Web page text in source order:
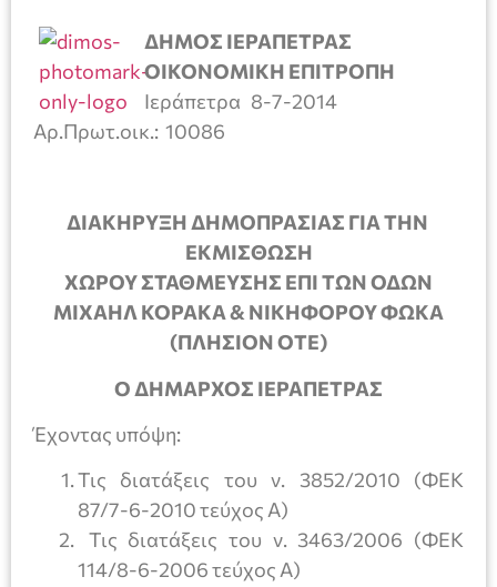
ΔΗΜΟΣ ΙΕΡΑΠΕΤΡΑΣ
ΟΙΚΟΝΟΜΙΚΗ ΕΠΙΤΡΟΠΗ
Ιεράπετρα 8-7-2014
Αρ.Πρωτ.οικ.: 10086
ΔΙΑΚΗΡΥΞΗ ΔΗΜΟΠΡΑΣΙΑΣ ΓΙΑ ΤΗΝ
ΕΚΜΙΣΘΩΣΗ
ΧΩΡΟΥ ΣΤΑΘΜΕΥΣΗΣ ΕΠΙ ΤΩΝ ΟΔΩΝ
ΜΙΧΑΗΛ ΚΟΡΑΚΑ & ΝΙΚΗΦΟΡΟΥ ΦΩΚΑ
(ΠΛΗΣΙΟΝ ΟΤΕ)
Ο ΔΗΜΑΡΧΟΣ ΙΕΡΑΠΕΤΡΑΣ
Έχοντας υπόψη:
Τις διατάξεις του ν. 3852/2010 (ΦΕΚ
87/7-6-2010 τεύχος Α)
Τις διατάξεις του ν. 3463/2006 (ΦΕΚ
114/8-6-2006 τεύχος Α)